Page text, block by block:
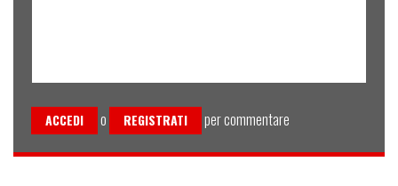
ACCEDI o REGISTRATI per commentare